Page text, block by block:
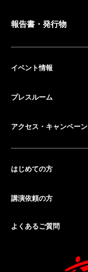
報告書・発行物
イベント情報
プレスルーム
アクセス・キャンペーン
はじめての方
講演依頼の方
よくあるご質問